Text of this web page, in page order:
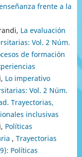
frente a la
La evaluación
Vol. 2 Núm.
de formación
Lo imperativo
Vol. 2 Núm.
Trayectorias,
inclusivas
Políticas
, Trayectorias
Políticas